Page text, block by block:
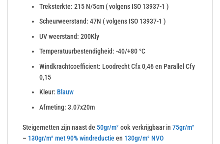
Treksterkte: 215 N/5cm ( volgens ISO 13937-1 )
Scheurweerstand: 47N ( volgens ISO 13937-1 )
UV weerstand: 200Kly
Temperatuurbestendigheid: -40/+80 °C
Windkrachtcoefficient: Loodrecht Cfx 0,46 en Parallel Cfy
0,15
Kleur: Blauw
Afmeting: 3.07x20m
Steigernetten zijn naast de 50gr/m²ook verkrijgbaar in 75gr/m²
– 130gr/m² met 90% windreductieen 130gr/m² NVO